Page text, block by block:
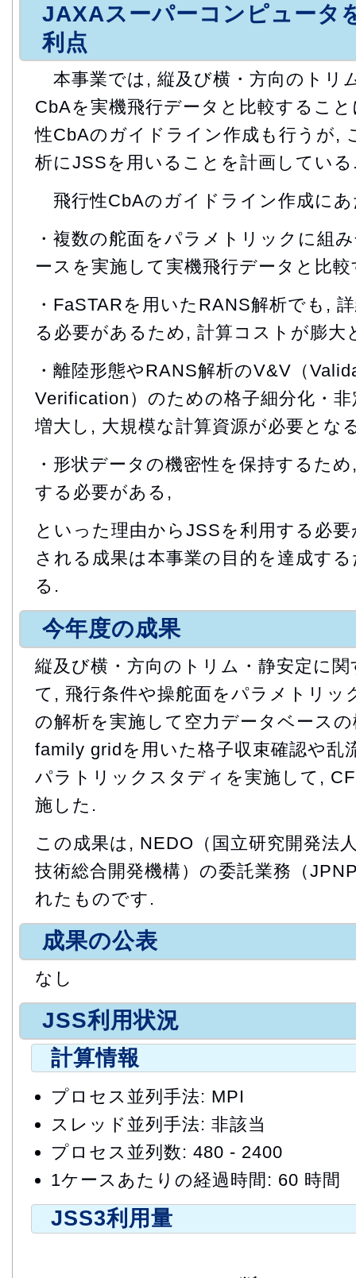
JAXAスーパーコンピュータ
利点
本事業では, 縦及び横・方向のトリ
CbAを実機飛行データと比較するこ
性CbAのガイドライン作成も行うが,
析にJSSを用いることを計画してい
飛行性CbAのガイドライン作成に
・複数の舵面をパラメトリックに組
ースを実施して実機飛行データと比
・FaSTARを用いたRANS解析でも,
る必要があるため, 計算コストが膨大
・離陸形態やRANS解析のV&V（
Verification）のための格子細分化・
増大し, 大規模な計算資源が必要とな
・形状データの機密性を保持するた
する必要がある,
といった理由からJSSを利用する必
される成果は本事業の目的を達成す
る.
今年度の成果
縦及び横・方向のトリム・静安定に
て, 飛行条件や操舵面をパラメトリッ
の解析を実施して空力データベース
family gridを用いた格子収束確認や乱
パラトリックスタディを実施して,
施した.
この成果は, NEDO（国立研究開発法
技術総合開発機構）の委託業務（
れたものです.
成果の公表
なし
JSS利用状況
計算情報
プロセス並列手法: MPI
スレッド並列手法: 非該当
プロセス並列数: 480 - 2400
1ケースあたりの経過時間: 60 時間
JSS3利用量